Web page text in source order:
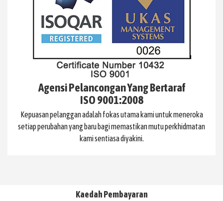
Agensi Pelancongan Yang Bertaraf
ISO 9001:2008
Kepuasan pelanggan adalah fokas utama kami untuk meneroka
setiap perubahan yang baru bagi memastikan mutu perkhidmatan
kami sentiasa diyakini.
Kaedah Pembayaran